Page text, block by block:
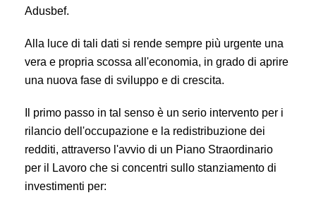
Adusbef.
Alla luce di tali dati si rende sempre più urgente una
vera e propria scossa all'economia, in grado di aprire
una nuova fase di sviluppo e di crescita.
Il primo passo in tal senso è un serio intervento per i
rilancio dell'occupazione e la redistribuzione dei
redditi, attraverso l'avvio di un Piano Straordinario
per il Lavoro che si concentri sullo stanziamento di
investimenti per: